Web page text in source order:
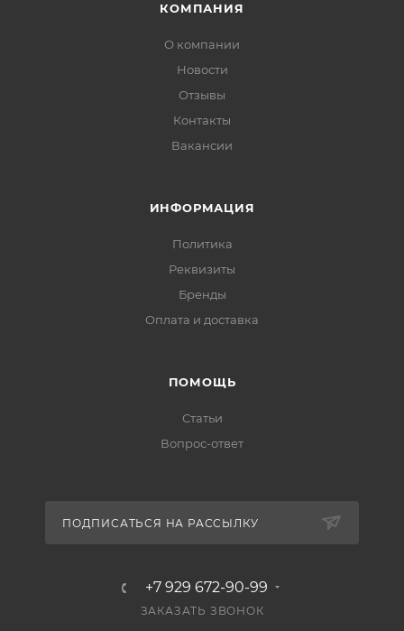
КОМПАНИЯ
О компании
Новости
Отзывы
Контакты
Вакансии
ИНФОРМАЦИЯ
Политика
Реквизиты
Бренды
Оплата и доставка
ПОМОЩЬ
Статьи
Вопрос-ответ
ПОДПИСАТЬСЯ НА РАССЫЛКУ
+7 929 672-90-99
ЗАКАЗАТЬ ЗВОНОК